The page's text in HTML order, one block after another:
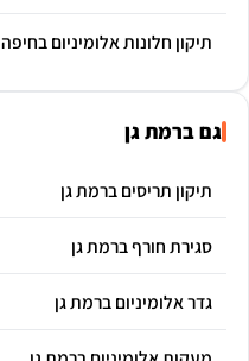
תיקון חלונות אלומיניום בחיפה
גם ברמת גן
תיקון תריסים ברמת גן
סגירת חורף ברמת גן
גדר אלומיניום ברמת גן